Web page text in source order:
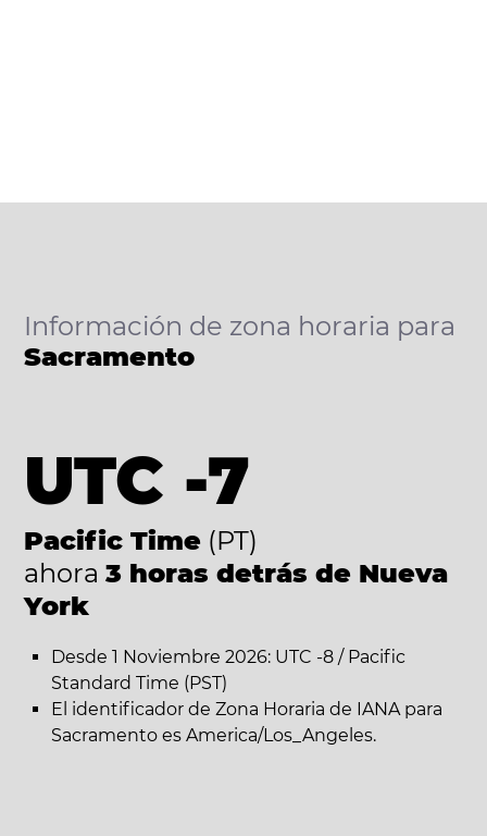
Información de zona horaria para
Sacramento
UTC -7
Pacific Time (PT)
ahora 3 horas detrás de Nueva
York
Desde 1 Noviembre 2026: UTC -8 / Pacific
Standard Time (PST)
El identificador de Zona Horaria de IANA para
Sacramento es America/Los_Angeles.